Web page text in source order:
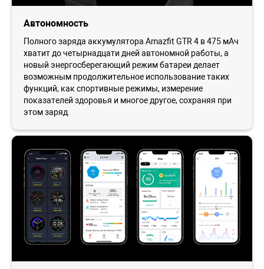
Автономность
Полного заряда аккумулятора Amazfit GTR 4 в 475 мАч
хватит до четырнадцати дней автономной работы, а
новый энергосберегающий режим батареи делает
возможным продолжительное использование таких
функций, как спортивные режимы, измерение
показателей здоровья и многое другое, сохраняя при
этом заряд.